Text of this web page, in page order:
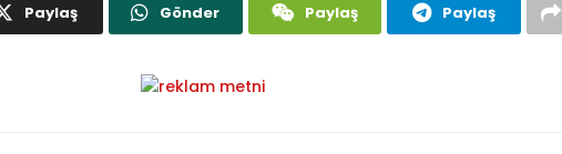
Paylaş Gönder Paylaş Paylaş